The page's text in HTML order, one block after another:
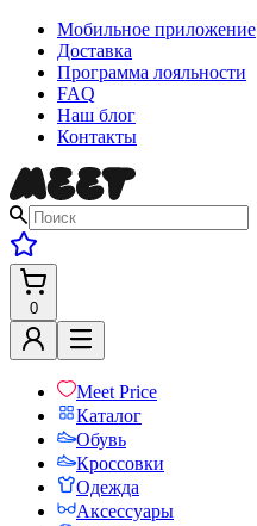
Мобильное приложение
Доставка
Программа лояльности
FAQ
Наш блог
Контакты
0
Meet Price
Каталог
Обувь
Кроссовки
Одежда
Аксессуары